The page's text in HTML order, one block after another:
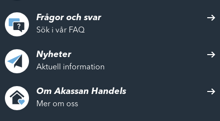
Frågor och svar
Sök i vår FAQ
Nyheter
Aktuell information
Om Akassan Handels
Mer om oss